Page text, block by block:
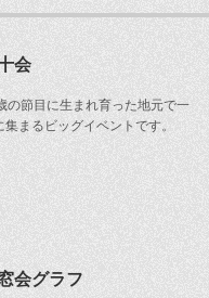
会
の節目に生まれ育った地元で一
集まるビッグイベントです。
会グラフ